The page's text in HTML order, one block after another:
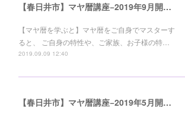
【春日井市】マヤ暦講座−2019年9月開講（3回コース）
【マヤ暦を学ぶと】マヤ暦をご自身でマスターす
ると、 ご自身の特性や、ご家族、お子様の特…
2019.09.09 12:40
【春日井市】マヤ暦講座−2019年5月開講（3回コース）